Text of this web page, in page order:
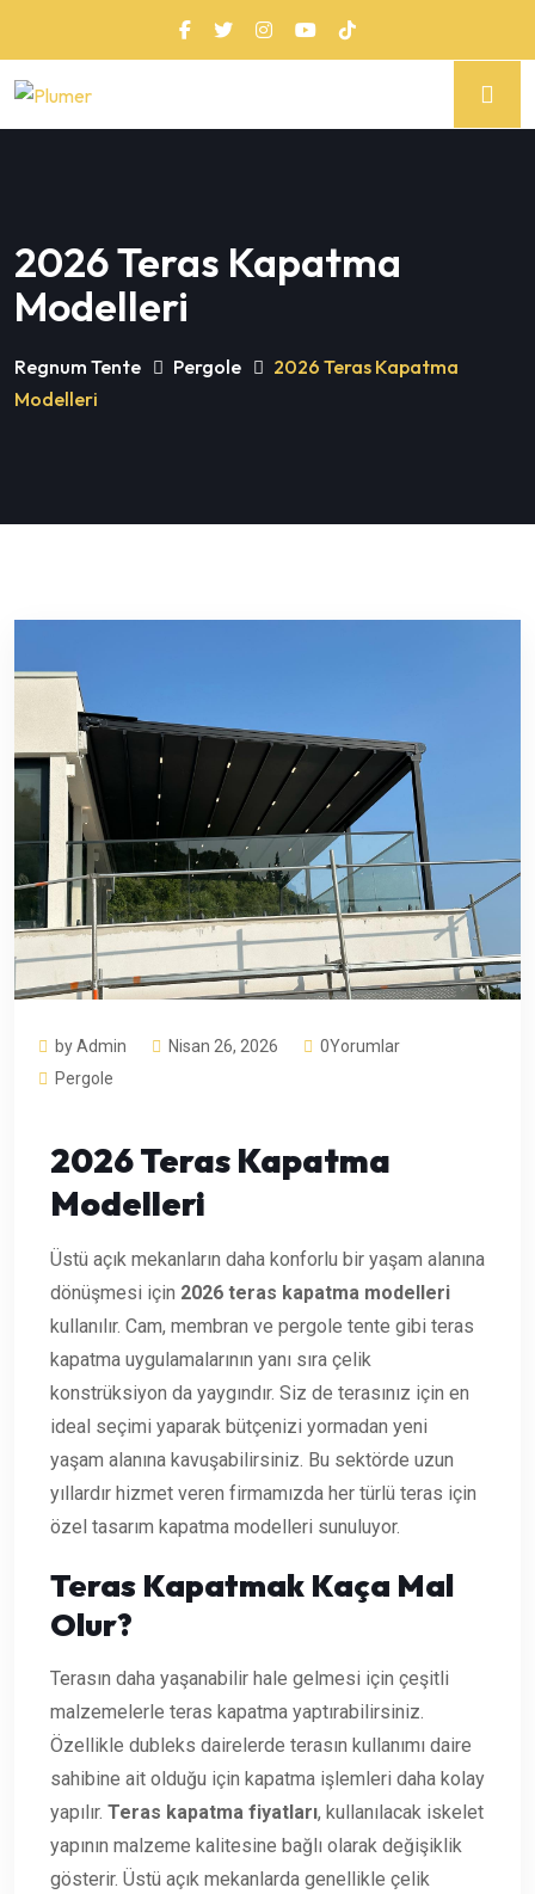
2026 Teras Kapatma
Modelleri
Regnum Tente Pergole
2026 Teras Kapatma
Modelleri
by Admin Nisan 26, 2026
0Yorumlar
Pergole
2026 Teras Kapatma
Modelleri
Üstü açık mekanların daha konforlu bir yaşam alanına
dönüşmesi için 2026 teras kapatma modelleri
kullanılır. Cam, membran ve pergole tente gibi teras
kapatma uygulamalarının yanı sıra çelik
konstrüksiyon da yaygındır. Siz de terasınız için en
ideal seçimi yaparak bütçenizi yormadan yeni
yaşam alanına kavuşabilirsiniz. Bu sektörde uzun
yıllardır hizmet veren firmamızda her türlü teras için
özel tasarım kapatma modelleri sunuluyor.
Teras Kapatmak Kaça Mal
Olur?
Terasın daha yaşanabilir hale gelmesi için çeşitli
malzemelerle teras kapatma yaptırabilirsiniz.
Özellikle dubleks dairelerde terasın kullanımı daire
sahibine ait olduğu için kapatma işlemleri daha kolay
yapılır. Teras kapatma fiyatları, kullanılacak iskelet
yapının malzeme kalitesine bağlı olarak değişiklik
gösterir. Üstü açık mekanlarda genellikle çelik